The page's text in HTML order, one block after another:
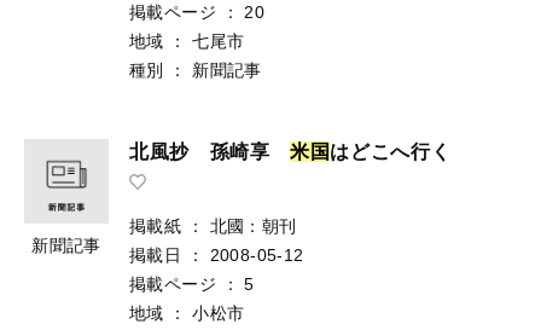
掲載ページ
：
20
地域
：
七尾市
種別
： 新聞記事
新聞記事
北風抄 孫崎享米 国はどこへ行く
掲載紙 ：
北國：朝刊
掲載日
：
2008-05-12
掲載ページ
：
5
地域
：
小松市